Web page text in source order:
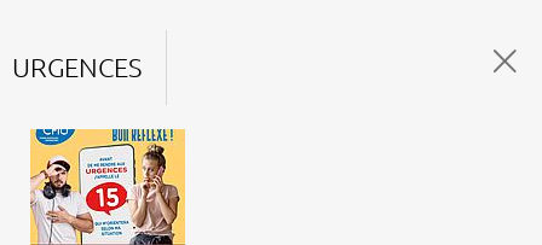
URGENCES